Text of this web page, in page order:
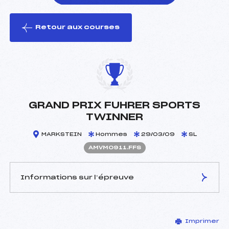
le ski
Retour aux courses
GRAND PRIX FUHRER SPORTS
TWINNER
MARKSTEIN Hommes 29/03/09 SL
AMVM0911.FFS
Informations sur l’épreuve
KOHLER JEAN PIERRE
Imprimer